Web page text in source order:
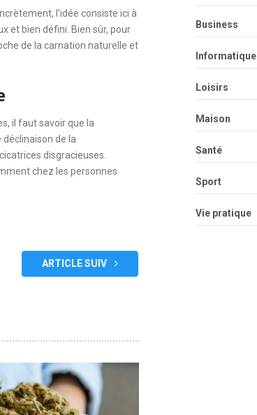
l’idée consiste ici à
et bien défini. Bien sûr, pour
de la carnation naturelle et
il faut savoir que la
de la
disgracieuses.
chez les personnes
ARTICLE SUIV
Business
Informatique
Loisirs
Maison
Santé
Sport
Vie pratique